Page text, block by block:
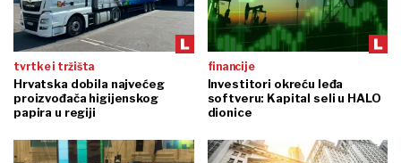
tvrtke i tržišta
Hrvatska dobila najvećeg
proizvođača higijenskog
papira u regiji
financije
Investitori okreću leđa
softveru: Kapital seli u HALO
dionice